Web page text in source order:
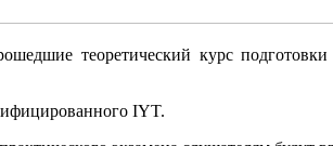
теоретический курс
IYT.